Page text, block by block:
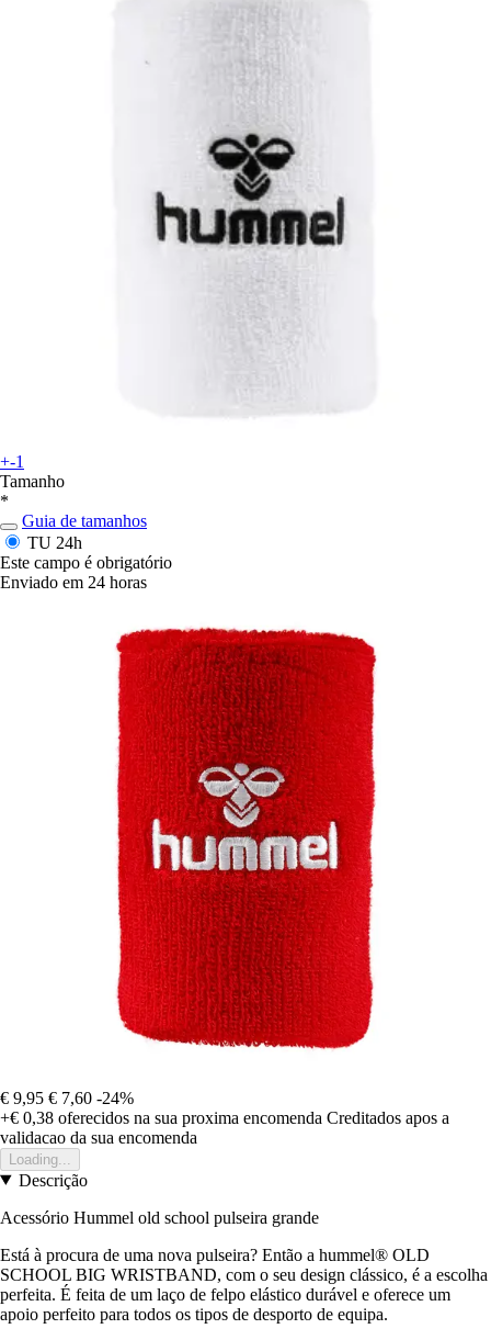
+-1
Tamanho
*
Guia de tamanhos
TU 24h
Este campo é obrigatório
Enviado em 24 horas
€ 9,95 € 7,60 -24%
+€ 0,38 oferecidos na sua proxima encomenda Creditados apos a
validacao da sua encomenda
Loading...
Descrição
Acessório Hummel old school pulseira grande
Está à procura de uma nova pulseira? Então a hummel® OLD
SCHOOL BIG WRISTBAND, com o seu design clássico, é a escolha
perfeita. É feita de um laço de felpo elástico durável e oferece um
apoio perfeito para todos os tipos de desporto de equipa.